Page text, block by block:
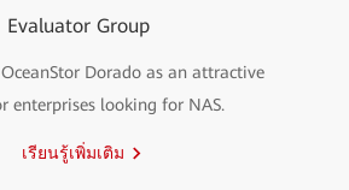
Evaluator Group
Dorado as an attractive
enterprises looking for NAS.
เรียนรู้เพิ่มเติม